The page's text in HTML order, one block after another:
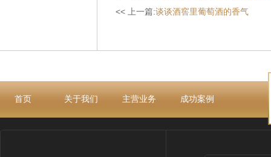
<< 上一篇:谈谈酒窖里葡萄酒的香气
首页 关于我们 主营业务 成功案例